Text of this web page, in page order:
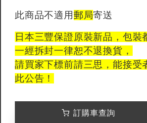
此商品不適用郵局寄送
日本三豐保證原裝新品，包裝
一經拆封一律恕不退換貨，
請買家下標前請三思，能接受
此公告！
訂購車查詢